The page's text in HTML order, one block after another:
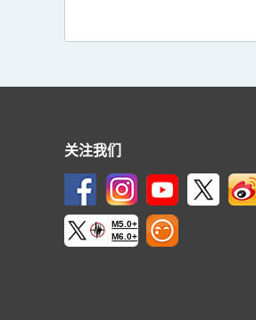
关注我们
M5.0+
M6.0+